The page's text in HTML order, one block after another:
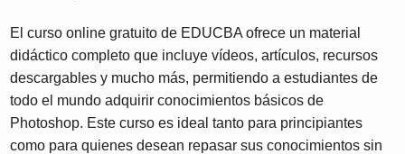
El curso online gratuito de EDUCBA ofrece un material
didáctico completo que incluye vídeos, artículos, recursos
descargables y mucho más, permitiendo a estudiantes de
todo el mundo adquirir conocimientos básicos de
Photoshop. Este curso es ideal tanto para principiantes
como para quienes desean repasar sus conocimientos sin